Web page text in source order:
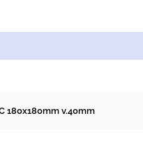
180x180mm v.40mm